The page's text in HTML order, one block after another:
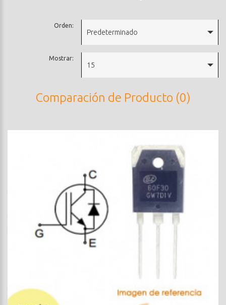
Orden:
Predeterminado
Mostrar:
15
Comparación de Producto (0)